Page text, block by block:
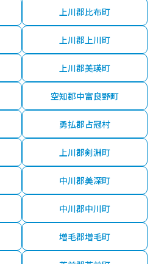
上川郡比布町
上川郡上川町
上川郡美瑛町
空知郡中富良野町
勇払郡占冠村
上川郡剣淵町
中川郡美深町
中川郡中川町
増毛郡増毛町